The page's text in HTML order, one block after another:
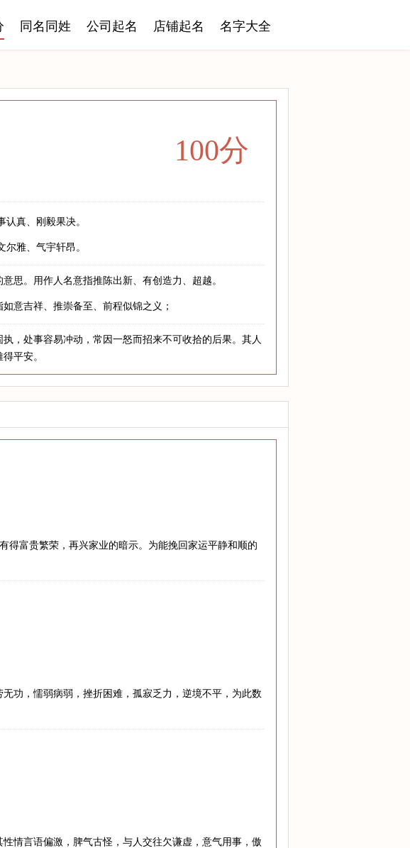
同名同姓 公司起名 店铺起名 名字大全
100分
真、刚毅果决。
雅、气宇轩昂。
思。用作人名意指推陈出新、有创造力、超越。
意吉祥、推崇备至、前程似锦之义；
，处事容易冲动，常因一怒而招来不可收拾的后果。其人
平安。
得富贵繁荣，再兴家业的暗示。为能挽回家运平静和顺的
功，懦弱病弱，挫折困难，孤寂乏力，逆境不平，为此数
情言语偏激，脾气古怪，与人交往欠谦虚，意气用事，傲